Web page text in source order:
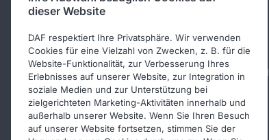
Presse und Downloads
Über DAF
Kontakt DAF Trucks Deutschland
Impressum
Verhaltenskodex
dieser Website
DAF respektiert Ihre Privatsphäre. Wir verwenden
Cookies für eine Vielzahl von Zwecken, z. B. für die
Website-Funktionalität, zur Verbesserung Ihres
Erlebnisses auf unserer Website, zur Integration in
soziale Medien und zur Unterstützung bei
zielgerichteten Marketing-Aktivitäten innerhalb und
außerhalb unserer Website. Wenn Sie Ihren Besuch
auf unserer Website fortsetzen, stimmen Sie der